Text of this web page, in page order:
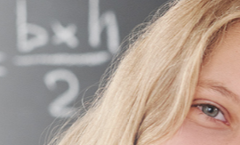
mozky.